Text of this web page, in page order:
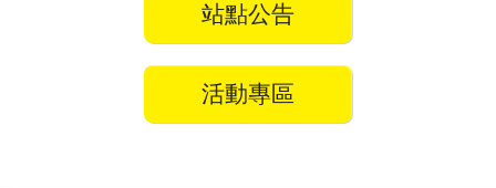
站點公告
活動專區